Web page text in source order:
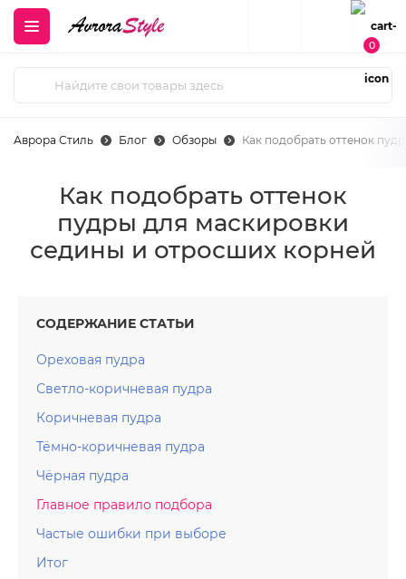
0
Аврора Стиль Блог Обзоры Как подобрать оттенок
Как подобрать оттенок
пудры для маскировки
седины и отросших корней
СОДЕРЖАНИЕ СТАТЬИ
Ореховая пудра
Светло-коричневая пудра
Коричневая пудра
Тёмно-коричневая пудра
Чёрная пудра
Главное правило подбора
Частые ошибки при выборе
Итог